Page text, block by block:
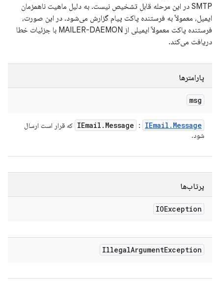
SMTP در این مرحله قابل تشخیص نیست. به دلیل ماهیت ناهمزمان
ایمیل، معمولاً به فرستنده پاکت پیام گزارش می‌شود. در این صورت،
فرستنده پاکت معمولاً ایمیلی از MAILER-DAEMON با جزئیات خطا
دریافت می‌کند.
پارامترها
msg
IEmail . Message : IEmail . Message
که قرار است ارسال
شود.
پرتاب‌ها
IOException
IllegalArgumentException